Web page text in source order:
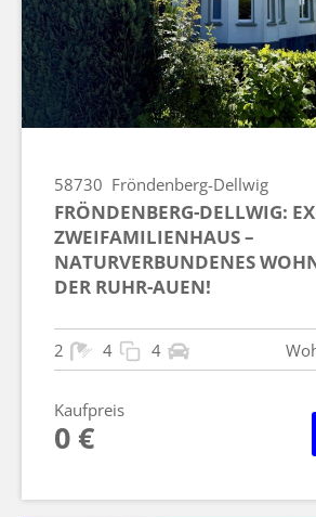
58730 Fröndenberg-Dellwig
FRÖNDENBERG-DELLWIG:
ZWEIFAMILIENHAUS –
NATURVERBUNDENES
DER RUHR-AUEN!
2 4 4
Kaufpreis
0 €